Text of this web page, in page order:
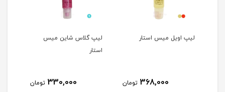
لیپ اویل میس استار
368,000 تومان
لیپ گلاس شاین میس
استار
330,000 تومان